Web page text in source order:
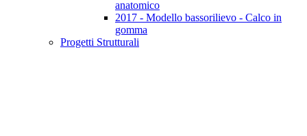
anatomico
2017 - Modello bassorilievo - Calco in
gomma
Progetti Strutturali